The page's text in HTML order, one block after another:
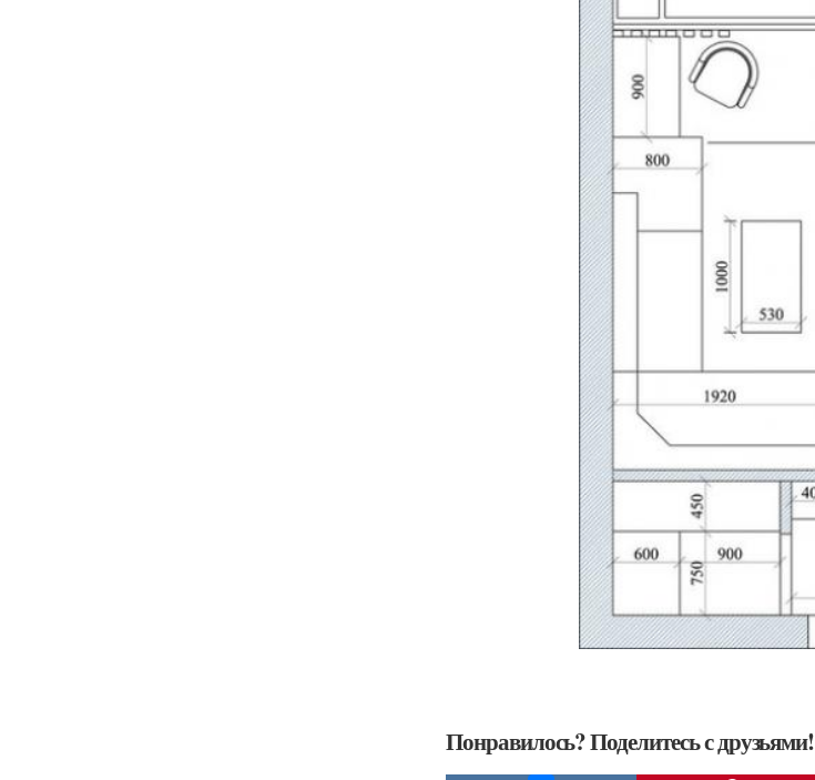
Понравилось? Поделитесь с друзьями!